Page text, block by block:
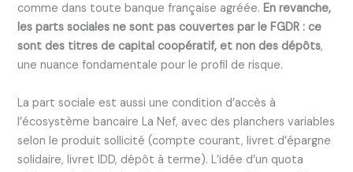
comme dans toute banque française agréée.En revanche,
les parts sociales ne sont pas couvertes par le FGDR : ce
sont des titres de capital coopératif, et non des dépôts,
une nuance fondamentale pour le profil de risque.
La part sociale est aussi une condition d’accès à
l’écosystème bancaire La Nef, avec des planchers variables
selon le produit sollicité (compte courant, livret d’épargne
solidaire, livret IDD, dépôt à terme). L’idée d’un quota